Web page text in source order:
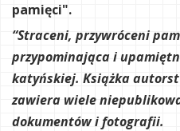
pamięci".
“Straceni, przywróceni
przypominająca i
katyńskiej. Książka
zawiera wiele
dokumentów i fotografii.